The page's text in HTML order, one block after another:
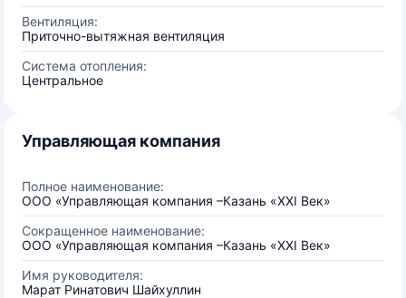
Вентиляция:
Приточно-вытяжная вентиляция
Система отопления:
Центральное
Управляющая компания
Полное наименование:
ООО «Управляющая компания –Казань «XXI Век»
Сокращенное наименование:
ООО «Управляющая компания –Казань «XXI Век»
Имя руководителя:
Марат Ринатович Шайхуллин